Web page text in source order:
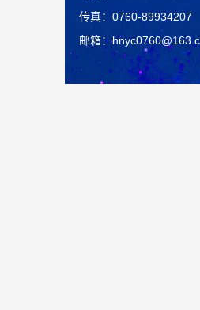
灯光系统设备采购项
中山火炬城建集团有
园项目第二次招
珊洲生态园基本农田
标公告
交）公告
展中心4号馆中央空
养项目中标（成
中山火炬开发区建设
2022年年度楼宇 销
中标（成交）
中山火炬开发区建设
悦景御峰花园室外园
2022-2023年工程造
传真：0760-89934207
邮箱：